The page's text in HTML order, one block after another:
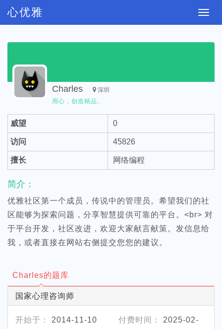
切
导
心优雅
Charles
深圳
用心，创造精品。
威望 0
访问 45826
擅长 网络编程
简介：
优雅社区第一个成员，传说中的管理员。希望我们的社
区能够为探索问题，分享智慧提供可靠的平台。<br> 对
于平台开发，社区改进，欢迎大家献言献策。发信息给
我，或者直接在网站右侧提交您您的建议。
Charles的题库
国家心理咨询师
开始于： 2014-11-10 付费时间：
2025-02-